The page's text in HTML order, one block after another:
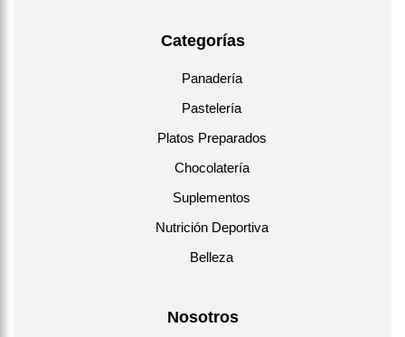
Categorías
Panadería
Pastelería
Platos Preparados
Chocolatería
Suplementos
Nutrición Deportiva
Belleza
Nosotros